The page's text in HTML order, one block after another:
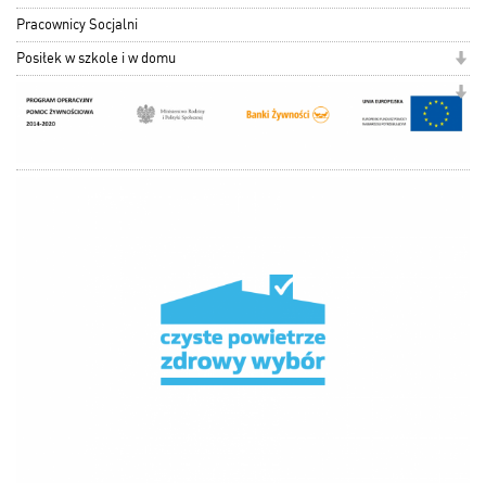
Pracownicy Socjalni
Posiłek w szkole i w domu